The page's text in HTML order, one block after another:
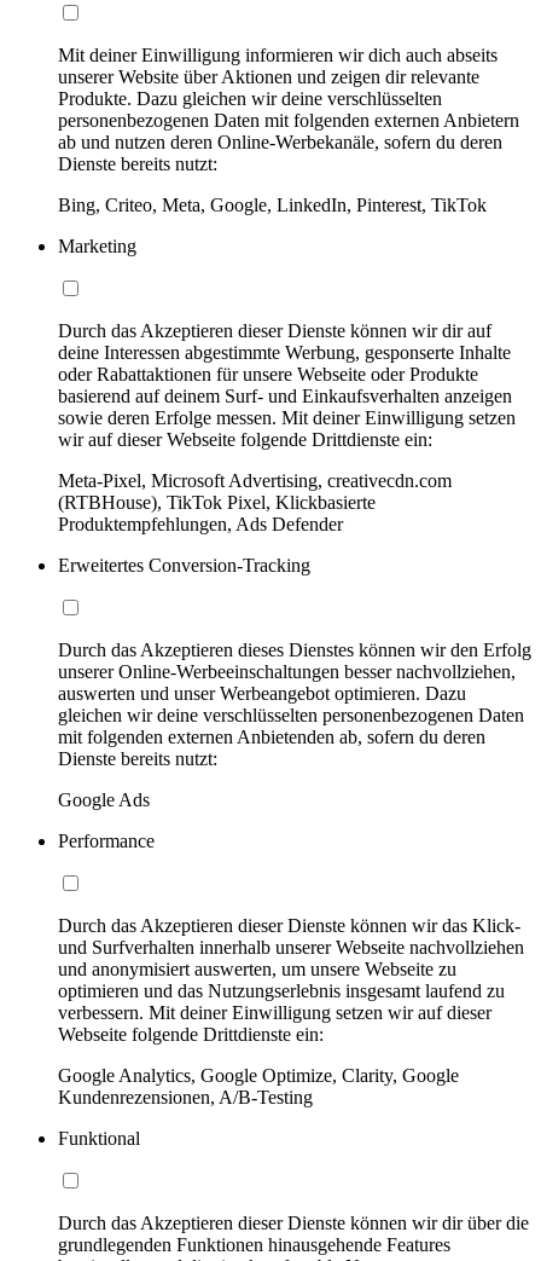
Mit deiner Einwilligung informieren wir dich auch abseits
unserer Website über Aktionen und zeigen dir relevante
Produkte. Dazu gleichen wir deine verschlüsselten
personenbezogenen Daten mit folgenden externen Anbietern
ab und nutzen deren Online-Werbekanäle, sofern du deren
Dienste bereits nutzt:
Bing, Criteo, Meta, Google, LinkedIn, Pinterest, TikTok
Marketing
Durch das Akzeptieren dieser Dienste können wir dir auf
deine Interessen abgestimmte Werbung, gesponserte Inhalte
oder Rabattaktionen für unsere Webseite oder Produkte
basierend auf deinem Surf- und Einkaufsverhalten anzeigen
sowie deren Erfolge messen. Mit deiner Einwilligung setzen
wir auf dieser Webseite folgende Drittdienste ein:
Meta-Pixel, Microsoft Advertising, creativecdn.com
(RTBHouse), TikTok Pixel, Klickbasierte
Produktempfehlungen, Ads Defender
Erweitertes Conversion-Tracking
Durch das Akzeptieren dieses Dienstes können wir den Erfolg
unserer Online-Werbeeinschaltungen besser nachvollziehen,
auswerten und unser Werbeangebot optimieren. Dazu
gleichen wir deine verschlüsselten personenbezogenen Daten
mit folgenden externen Anbietenden ab, sofern du deren
Dienste bereits nutzt:
Google Ads
Performance
Durch das Akzeptieren dieser Dienste können wir das Klick-
und Surfverhalten innerhalb unserer Webseite nachvollziehen
und anonymisiert auswerten, um unsere Webseite zu
optimieren und das Nutzungserlebnis insgesamt laufend zu
verbessern. Mit deiner Einwilligung setzen wir auf dieser
Webseite folgende Drittdienste ein:
Google Analytics, Google Optimize, Clarity, Google
Kundenrezensionen, A/B-Testing
Funktional
Durch das Akzeptieren dieser Dienste können wir dir über die
grundlegenden Funktionen hinausgehende Features